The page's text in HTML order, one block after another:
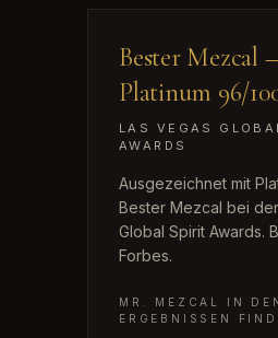
96
/ 100
PLATINUM
Bester Mezcal
Platinum 96/
LAS VEGAS
AWARDS
Ausgezeichnet mit
Bester Mezcal bei
Global Spirit Awards.
Forbes.
MR. MEZCAL IN
ERGEBNISSEN